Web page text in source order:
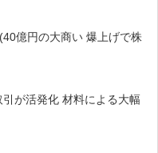
億円の大商い 爆上げで株
が活発化 材料による大幅